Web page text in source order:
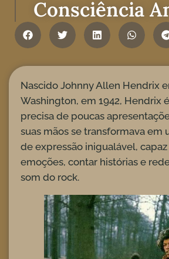
Consciência
Nascido Johnny Allen Hendrix
Washington, em 1942, Hendrix
precisa de poucas
suas mãos se transformava em
de expressão inigualável,
emoções, contar histórias e
som do rock.